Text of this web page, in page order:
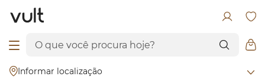
Informar localização